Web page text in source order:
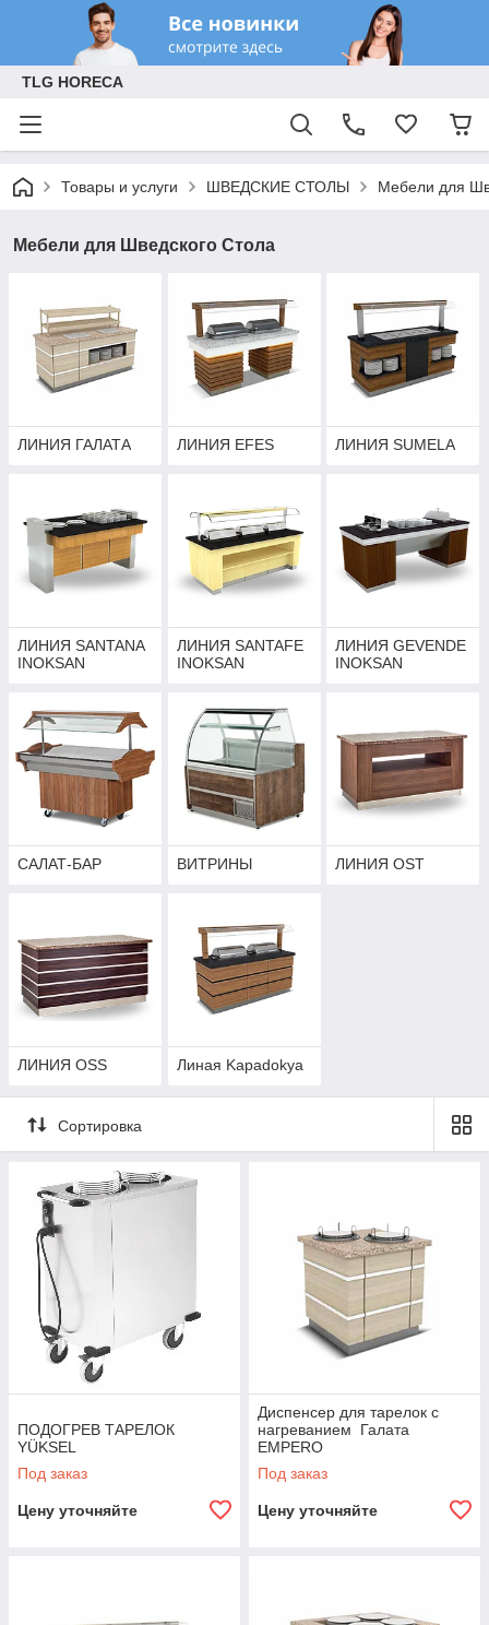
TLG HORECA
Товары и услуги ШВЕДСКИЕ СТОЛЫ Мебели для
Мебели для Шведского Стола
ЛИНИЯ ГАЛАТА ЛИНИЯ EFES ЛИНИЯ SUMELA
ЛИНИЯ SANTANA
INOKSAN
ЛИНИЯ SANTAFE
INOKSAN
ЛИНИЯ GEVENDE
INOKSAN
САЛАТ-БАР ВИТРИНЫ ЛИНИЯ OST
ЛИНИЯ OSS Линая Kapadokya
Сортировка
ПОДОГРЕВ ТАРЕЛОК
YÜKSEL
Под заказ
Цену уточняйте
Диспенсер для тарелок с
нагреванием Галата
EMPERO
Под заказ
Цену уточняйте